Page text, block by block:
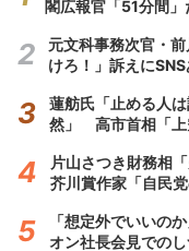
閣広報官「51分間」
元文科事務次官・
けろ！」訴えに
蓮舫氏「止める人
然」 高市首相「上
片山さつき財務相
芥川賞作家「自民
「想定外でいいの
オン社長会見での